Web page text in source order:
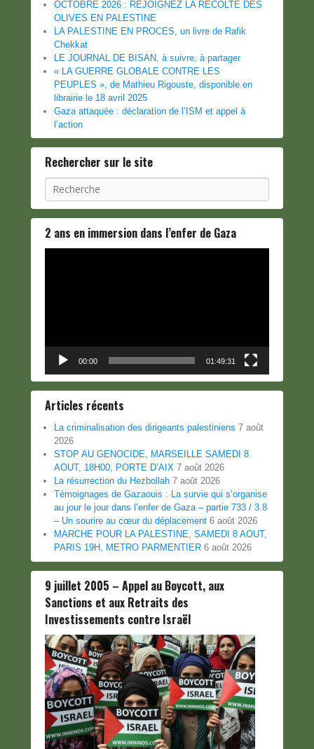
OCTOBRE 2026 : REJOIGNEZ LA RÉCOLTE DES
OLIVES EN PALESTINE
LA PALESTINE EN PROCES, un livre de Rafik
Chekkat
LE JOURNAL DE BISAN, à suivre, à partager
« LA GUERRE GLOBALE CONTRE LES
PEUPLES », de Mathieu Rigouste, disponible en
librairie le 18 avril 2025
Gaza attaquée : déclaration de l’ISM et appel à
l’action
Rechercher sur le site
Recherche
2 ans en immersion dans l’enfer de Gaza
00:00 01:49:31
Articles récents
La criminalisation des dirigeants palestiniens 7 août
2026
STOP AU GENOCIDE, MARSEILLE SAMEDI 8
AOUT, 18H00, PORTE D’AIX 7 août 2026
La résurrection du Hezbollah 7 août 2026
Témoignages de Gazaouis : La survie qui s’organise
au jour le jour dans l’enfer de Gaza – partie 733 / 3.8
– Un sourire au cœur du déplacement 6 août 2026
MARCHE POUR LA PALESTINE, SAMEDI 8 AOUT,
PARIS 19H, METRO PARMENTIER 6 août 2026
9 juillet 2005 – Appel au Boycott, aux
Sanctions et aux Retraits des
Investissements contre Israël